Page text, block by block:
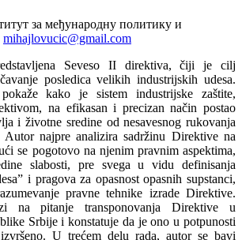
за међународну политику и
mihajlovucic@gmail.com
Seveso II direktiva, čiji je cilj
posledica velikih industrijskih udesa.
kako je sistem industrijske zaštite,
na efikasan i precizan način postao
i životne sredine od nesavesnog rukovanja
Autor najpre analizira sadržinu Direktive na
se pogotovo na njenim pravnim aspektima,
slabosti, pre svega u vidu definisanja
i pragova za opasnost opasnih supstanci,
pravne tehnike izrade Direktive.
na pitanje transponovanja Direktive u
Srbije i konstatuje da je ono u potpunosti
U trećem delu rada, autor se bavi